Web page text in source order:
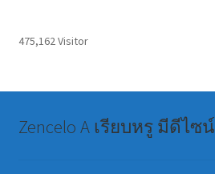
475,162 Visitor
Zencelo A เรียบหรู มีดีไซน์